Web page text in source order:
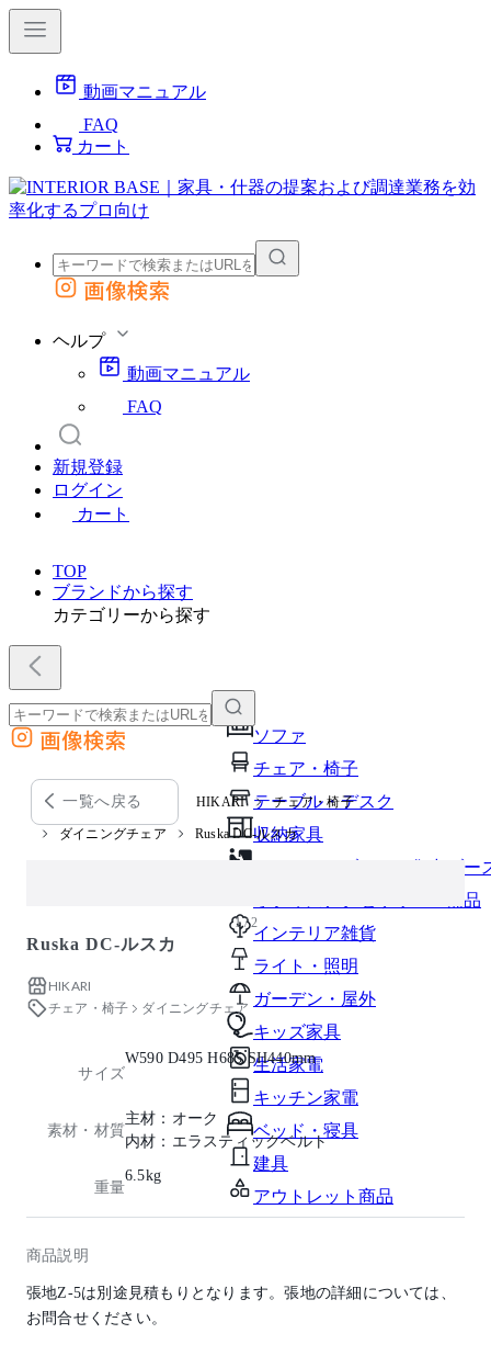
動画マニュアル
FAQ
カート
外部サイトの商品をカートに追加
画像検索
ヘルプ
動画マニュアル
FAQ
新規登録
ログイン
カート
TOP
ブランドから探す
カテゴリーから探す
ソファ
チェア・椅子
テーブル・デスク
収納家具
パーソナルブース・集中ブー
オフィスアクセサリー・備品
インテリア雑貨
ライト・照明
ガーデン・屋外
キッズ家具
生活家電
キッチン家電
ベッド・寝具
建具
アウトレット商品
外部サイトの商品をカートに追加
他のサイトで見つけた商品ページのURLを貼り付けて、カートに追加できます
画像検索
一覧へ戻る HIKARI チェア・椅子
ダイニングチェア Ruska DC-ルスカ
1 / 2
Ruska DC-ルスカ
HIKARI
チェア・椅子
ダイニングチェア
サイズ
W590 D495 H685 SH440mm
素材・材質
主材：オーク
内材：エラスティックベルト
重量
6.5kg
商品説明
張地Z-5は別途見積もりとなります。張地の詳細については、
お問合せください。